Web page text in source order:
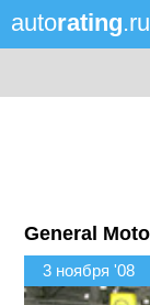
autorating.ru
General
3 ноября '08